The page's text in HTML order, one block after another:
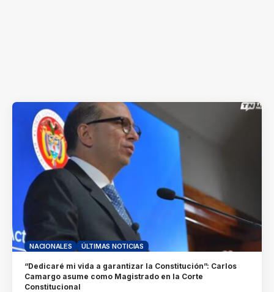
NACIONALES ÚLTIMAS NOTICIAS
“Dedicaré mi vida a garantizar la Constitución”: Carlos
Camargo asume como Magistrado en la Corte
Constitucional